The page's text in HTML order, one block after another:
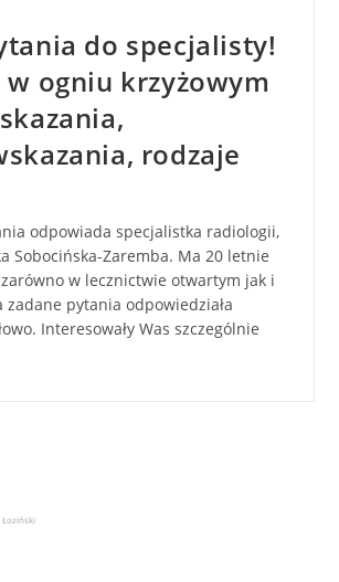
do specjalisty!
w ogniu krzyżowym
rodzaje
odpowiada specjalistka radiologii,
Sobocińska-Zaremba. Ma 20 letnie
w lecznictwie otwartym jak i
zadane pytania odpowiedziała
Interesowały Was szczególnie
Łoziński